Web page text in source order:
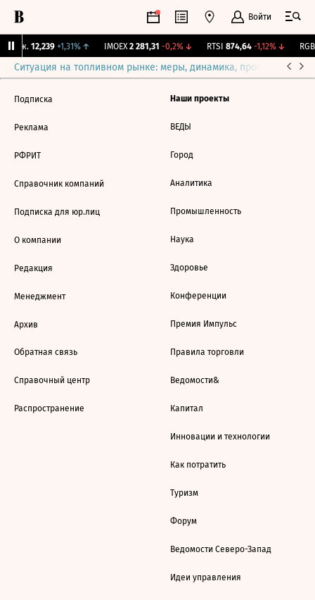
Войти
Бирж. 12,239 +1,31%↑ IMOEX 2 281,31 -0,2%↓ RTSI 874,64 -1,12%↓ RGBI
Ситуация на топливном рынке: меры, динамика, прогнозы
Подписка
Реклама
РФРИТ
Справочник компаний
Подписка для юр.лиц
О компании
Редакция
Менеджмент
Архив
Обратная связь
Справочный центр
Распространение
Наши проекты
ВЕДЫ
Город
Аналитика
Промышленность
Наука
Здоровье
Конференции
Премия Импульс
Правила торговли
Ведомости&
Капитал
Инновации и технологии
Как потратить
Туризм
Форум
Ведомости Северо-Запад
Идеи управления